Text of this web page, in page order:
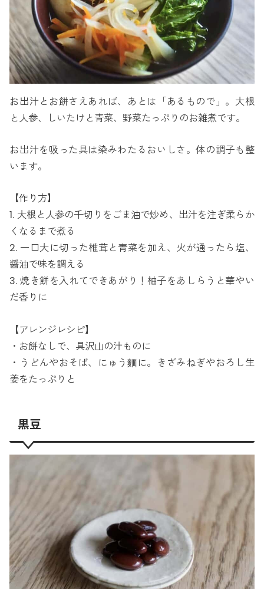
お出汁とお餅さえあれば、あとは「あるもので」。大根
と人参、しいたけと青菜、野菜たっぷりのお雑煮です。
お出汁を吸った具は染みわたるおいしさ。体の調子も整
います。
【作り方】
1. 大根と人参の千切りをごま油で炒め、出汁を注ぎ柔らか
くなるまで煮る
2. 一口大に切った椎茸と青菜を加え、火が通ったら塩、
醤油で味を調える
3. 焼き餅を入れてできあがり！柚子をあしらうと華やい
だ香りに
【アレンジレシピ】
・お餅なしで、具沢山の汁ものに
・うどんやおそば、にゅう麵に。きざみねぎやおろし生
姜をたっぷりと
黒豆